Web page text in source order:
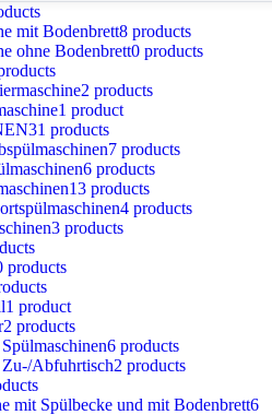
mit Bodenbrett8 products
ohne Bodenbrett0 products
2 products
1 product
31 products
7 products
6 products
13 products
4 products
3 products
products
1 product
2 products
6 products
Zu-/Abfuhrtisch2 products
mit Spülbecke und mit Bodenbrett6